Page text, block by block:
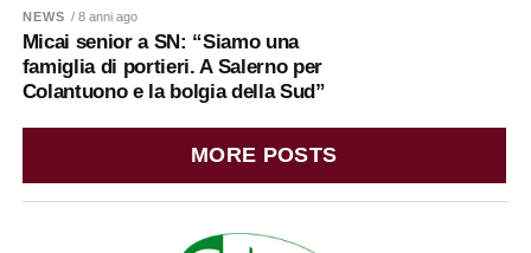
NEWS / 8 anni ago
Micai senior a SN: “Siamo una
famiglia di portieri. A Salerno per
Colantuono e la bolgia della Sud”
MORE POSTS